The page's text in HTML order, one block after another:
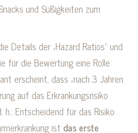
und Süßigkeiten zum
Details der „Hazard Ratios“ und
für die Bewertung eine Rolle
erscheint, dass „nach 3 Jahren
auf das Erkrankungsrisiko
h.: Entscheidend für das Risiko
ist das erste